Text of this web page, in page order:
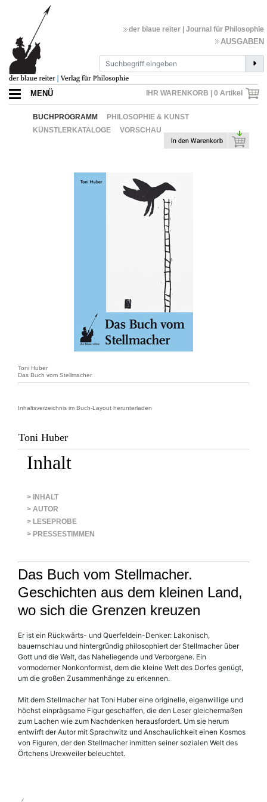
IHR WARENKORB | 0 Artikel
der blaue reiter | Journal für Philosophie
AUSGABEN
MENÜ
BUCHPROGRAMM
PHILOSOPHIE & KUNST
KÜNSTLERKATALOGE
VORSCHAU
Toni Huber
Das Buch vom Stellmacher
Inhaltsverzeichnis im Buch-Layout herunterladen
Toni Huber
Inhalt
> INHALT
> AUTOR
> LESEPROBE
> PRESSESTIMMEN
Das Buch vom Stellmacher.
Geschichten aus dem kleinen Land,
wo sich die Grenzen kreuzen
Er ist ein Rückwärts- und Querfeldein-Denker: Lakonisch,
bauernschlau und hintergründig philosophiert der Stellmacher über
Gott und die Welt, das Naheliegende und Verborgene. Ein
vormoderner Nonkonformist, dem die kleine Welt des Dorfes genügt,
um die großen Zusammenhänge zu erkennen.
Mit dem Stellmacher hat Toni Huber eine originelle, eigenwillige und
höchst einprägsame Figur geschaffen, die den Leser gleichermaßen
zum Lachen wie zum Nachdenken herausfordert. Um sie herum
entwirft der Autor mit Sprachwitz und Anschaulichkeit einen Kosmos
von Figuren, der den Stellmacher inmitten seiner sozialen Welt des
Örtchens Urexweiler beleuchtet.